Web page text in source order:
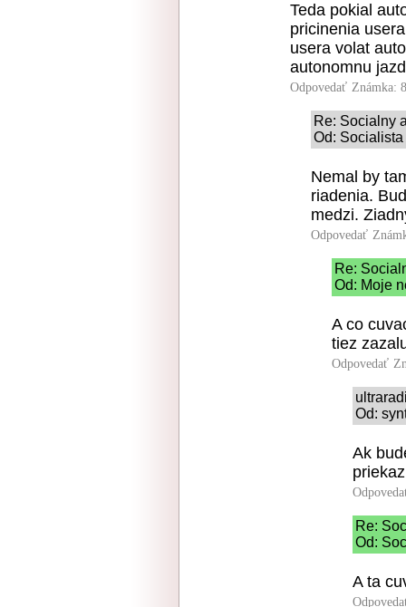
Teda pokial
pricinenia
usera volat
autonomnu
Odpovedať Známka:
Re: Socialny
Od:
Nemal by
riadenia.
medzi.
Odpovedať
Re:
Od: Moje
A co
tiez
Odpovedať
Od:
Ak
Re:
Od:
A ta